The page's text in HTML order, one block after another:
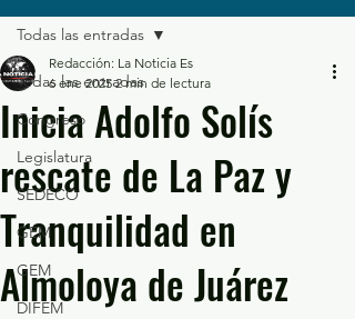
Todas las entradas
Congreso
Legislatura
SEDECO
GEM
GEM
DIFEM
Todas las entradas
Inicia Adolfo Solís
rescate de La Paz y
Tranquilidad en
Almoloya de Juárez
Redacción: La Noticia Es
6 ene 2025 2 min de lectura